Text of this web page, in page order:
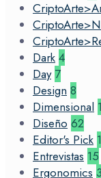
Dark 4
Day 7
Design 8
Dimensional 1
Diseño 62
Editor's Pick 1
Entrevistas 15
Ergonomics